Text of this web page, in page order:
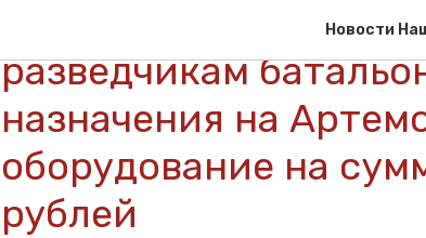
Новости
Фонд «Наша Правда»
разведчикам
назначения на
оборудование на
рублей